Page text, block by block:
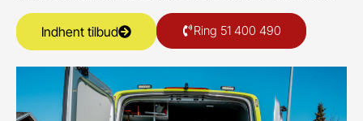
Indhent tilbud Ring 51 400 490